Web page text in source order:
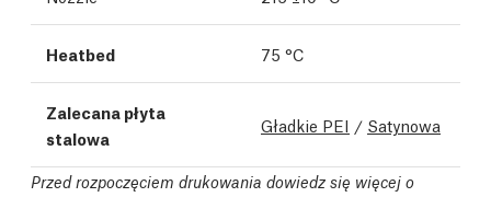
Heatbed 75 °C
Zalecana płyta
stalowa
Gładkie PEI / Satynowa
Przed rozpoczęciem drukowania dowiedz się więcej o